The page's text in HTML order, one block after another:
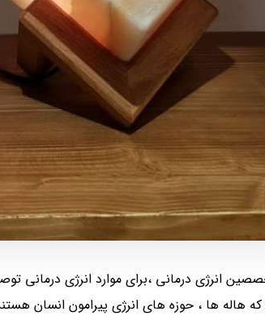
انرژی درمانی ،برای موارد انرژی درمانی
هاله ها ، حوزه های انرژی پیرامون انسان